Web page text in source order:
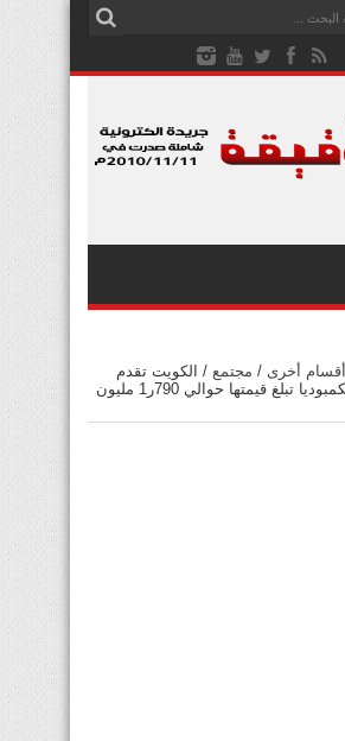
أقسام أخرى / مجتمع / الكويت تقدم
مشاريع خيرية لكمبوديا تبلغ قيمتها حوالي 790ر1 مليون